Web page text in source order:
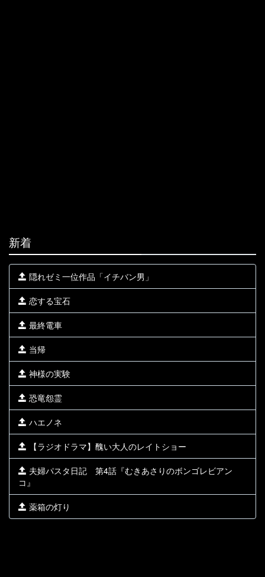
新着
隠れゼミ一位作品「イチバン男」
恋する宝石
最終電車
当帰
神様の実験
恐竜怨霊
ハエノネ
【ラジオドラマ】醜い大人のレイトショー
夫婦パスタ日記 第4話『むきあさりのボンゴレビアン
コ』
薬箱の灯り